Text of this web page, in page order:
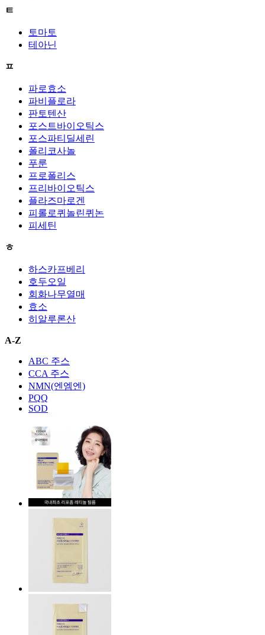
ㅌ
토마토
테아닌
ㅍ
파로효소
파비플로라
판토텐산
포스트바이오틱스
포스파티딜세린
폴리코사놀
푸룬
프로폴리스
프리바이오틱스
플라즈마로겐
피롤로퀴놀린퀴논
피세틴
ㅎ
하스카프베리
호두오일
회화나무열매
효소
히알루론산
A-Z
ABC 주스
CCA 주스
NMN(엔엠엔)
PQQ
SOD